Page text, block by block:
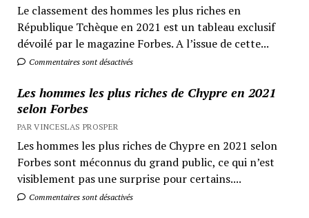
Le classement des hommes les plus riches en
République Tchèque en 2021 est un tableau exclusif
dévoilé par le magazine Forbes. A l’issue de cette...
Commentaires sont désactivés
Les hommes les plus riches de Chypre en 2021
selon Forbes
PAR VINCESLAS PROSPER
Les hommes les plus riches de Chypre en 2021 selon
Forbes sont méconnus du grand public, ce qui n’est
visiblement pas une surprise pour certains....
Commentaires sont désactivés